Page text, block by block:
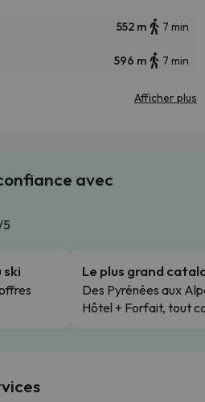
552 m 7 min
596 m 7 min
Afficher plus
avec
5
ski Le plus grand
Des Pyrénées aux
Hôtel + Forfait, tout